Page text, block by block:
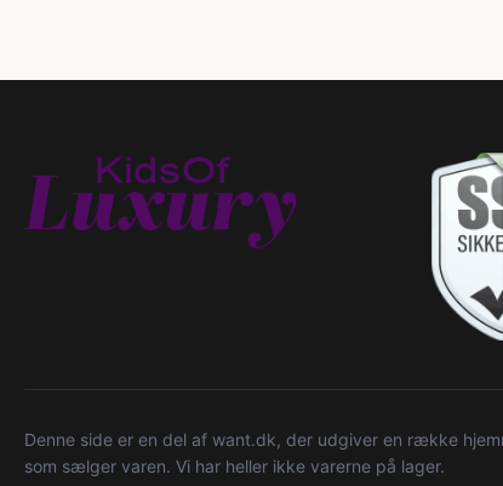
Denne side er en del af want.dk, der udgiver en række
som sælger varen. Vi har heller ikke varerne på lager.